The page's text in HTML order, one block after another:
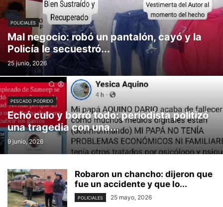
POLICIALES
Mal negocio: robó un pantalón, cayó y la
Policía le secuestró...
25 junio, 2026
PESCADO PODRIDO
Echó culo y borró todo: periodista politizó
una tragedia con una...
9 junio, 2026
Robaron un chancho: dijeron que
fue un accidente y que lo...
POLICIALES 25 mayo, 2026